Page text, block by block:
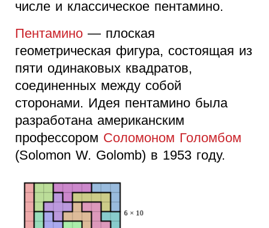
числе и классическое пентамино.
Пентамино — плоская
геометрическая фигура, состоящая из
пяти одинаковых квадратов,
соединенных между собой
сторонами. Идея пентамино была
разработана американским
профессором Соломоном Голомбом
(Solomon W. Golomb) в 1953 году.